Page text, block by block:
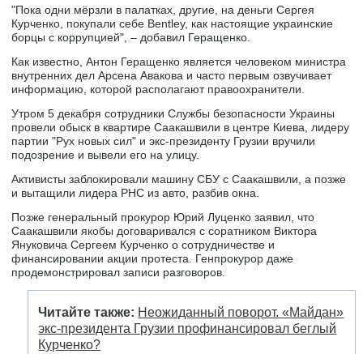
"Пока одни мёрзли в палатках, другие, на деньги Сергея
Курченко, покупали себе Bentley, как настоящие украинские
борцы с коррупцией", – добавил Геращенко.
Как известно, Антон Геращенко является человеком министра
внутренних дел Арсена Авакова и часто первым озвучивает
информацию, которой располагают правоохранители.
Утром 5 декабря сотрудники Службы безопасности Украины
провели обыск в квартире Саакашвили в центре Киева, лидеру
партии "Рух новых сил" и экс-президенту Грузии вручили
подозрение и вывели его на улицу.
Активисты заблокировали машину СБУ с Саакашвили, а позже
и вытащили лидера РНС из авто, разбив окна.
Позже генеральный прокурор Юрий Луценко заявил, что
Саакашвили якобы договаривался с соратником Виктора
Януковича Сергеем Курченко о сотрудничестве и
финансировании акции протеста. Генпрокурор даже
продемонстрировал записи разговоров.
Читайте также: Неожиданный поворот. «Майдан»
экс-президента Грузии профинансировал беглый
Курченко?